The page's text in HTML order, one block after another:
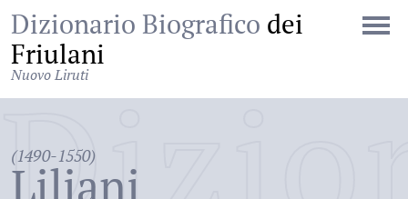
Dizionario Biografico dei
Friulani
Nuovo Liruti
(1490-1550)
Liliani